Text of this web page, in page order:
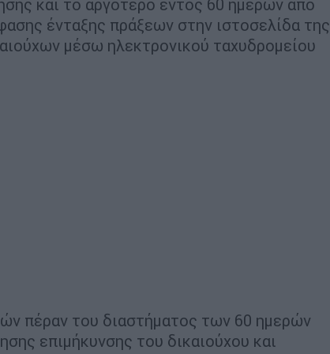
και το αργότερο εντός 60 ημερών από
ένταξης πράξεων στην ιστοσελίδα της
μέσω ηλεκτρονικού ταχυδρομείου
πέραν του διαστήματος των 60 ημερών
επιμήκυνσης του δικαιούχου και